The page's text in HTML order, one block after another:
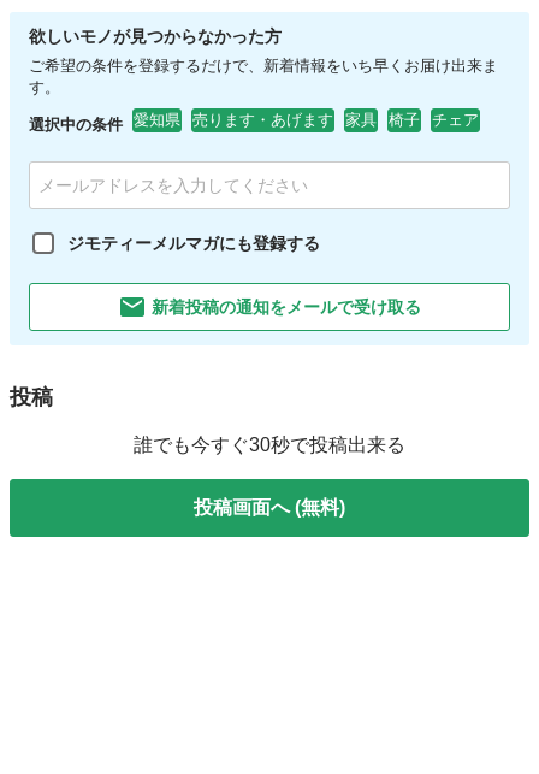
欲しいモノが見つからなかった方
ご希望の条件を登録するだけで、新着情報をいち早くお届け出来ま
す。
選択中の条件 愛知県 売ります・あげます 家具 椅子 チェア
ジモティーメルマガにも登録する
新着投稿の通知をメールで受け取る
投稿
誰でも今すぐ30秒で投稿出来る
投稿画面へ (無料)